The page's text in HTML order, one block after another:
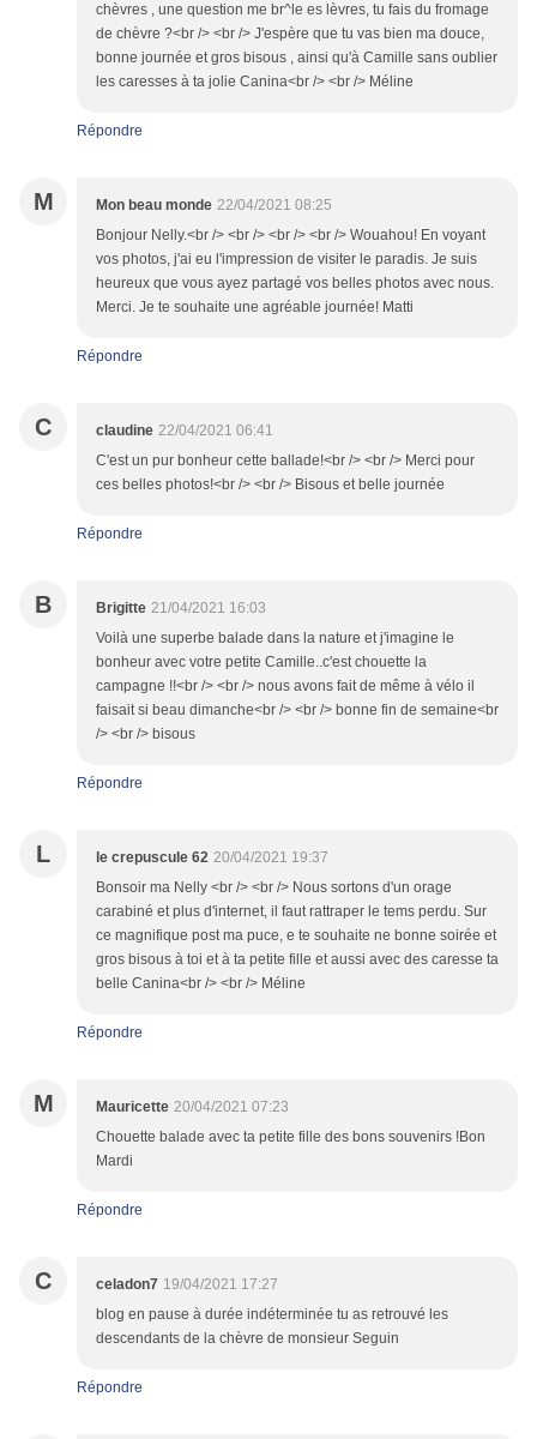
chèvres , une question me br^le es lèvres, tu fais du fromage
de chèvre ?<br /> <br /> J'espère que tu vas bien ma douce,
bonne journée et gros bisous , ainsi qu'à Camille sans oublier
les caresses à ta jolie Canina<br /> <br /> Méline
Répondre
M Mon beau monde 22/04/2021 08:25
Bonjour Nelly.<br /> <br /> <br /> <br /> Wouahou! En voyant
vos photos, j'ai eu l'impression de visiter le paradis. Je suis
heureux que vous ayez partagé vos belles photos avec nous.
Merci. Je te souhaite une agréable journée! Matti
Répondre
C claudine 22/04/2021 06:41
C'est un pur bonheur cette ballade!<br /> <br /> Merci pour
ces belles photos!<br /> <br /> Bisous et belle journée
Répondre
B Brigitte 21/04/2021 16:03
Voilà une superbe balade dans la nature et j'imagine le
bonheur avec votre petite Camille..c'est chouette la
campagne !!<br /> <br /> nous avons fait de même à vélo il
faisait si beau dimanche<br /> <br /> bonne fin de semaine<br
/> <br /> bisous
Répondre
L le crepuscule 62 20/04/2021 19:37
Bonsoir ma Nelly <br /> <br /> Nous sortons d'un orage
carabiné et plus d'internet, il faut rattraper le tems perdu. Sur
ce magnifique post ma puce, e te souhaite ne bonne soirée et
gros bisous à toi et à ta petite fille et aussi avec des caresse ta
belle Canina<br /> <br /> Méline
Répondre
M Mauricette 20/04/2021 07:23
Chouette balade avec ta petite fille des bons souvenirs !Bon
Mardi
Répondre
C celadon7 19/04/2021 17:27
blog en pause à durée indéterminée tu as retrouvé les
descendants de la chèvre de monsieur Seguin
Répondre